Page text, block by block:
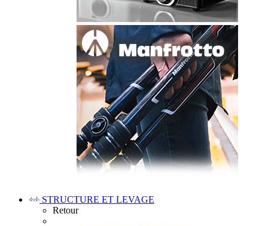
STRUCTURE ET LEVAGE
Retour